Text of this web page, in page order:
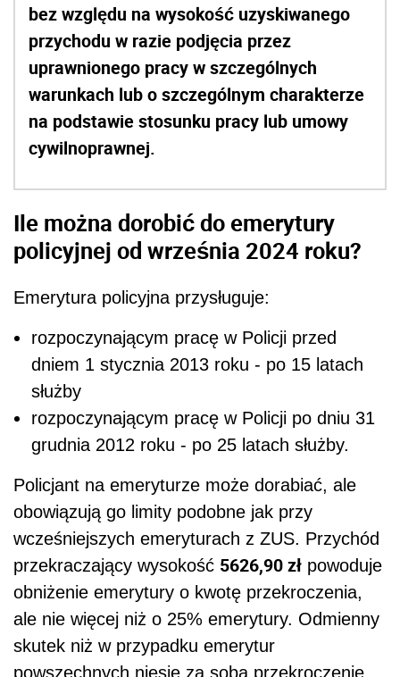
bez względu na wysokość uzyskiwanego
przychodu w razie podjęcia przez
uprawnionego pracy w szczególnych
warunkach lub o szczególnym charakterze
na podstawie stosunku pracy lub umowy
cywilnoprawnej.
Ile można dorobić do emerytury
policyjnej od września 2024 roku?
Emerytura policyjna przysługuje:
rozpoczynającym pracę w Policji przed
dniem 1 stycznia 2013 roku - po 15 latach
służby
rozpoczynającym pracę w Policji po dniu 31
grudnia 2012 roku - po 25 latach służby.
Policjant na emeryturze może dorabiać, ale
obowiązują go limity podobne jak przy
wcześniejszych emeryturach z ZUS. Przychód
przekraczający wysokość 5626,90 zł powoduje
obniżenie emerytury o kwotę przekroczenia,
ale nie więcej niż o 25% emerytury. Odmienny
skutek niż w przypadku emerytur
powszechnych niesie za sobą przekroczenie